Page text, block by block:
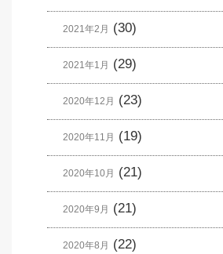
2021年2月 (30)
2021年1月 (29)
2020年12月 (23)
2020年11月 (19)
2020年10月 (21)
2020年9月 (21)
2020年8月 (22)